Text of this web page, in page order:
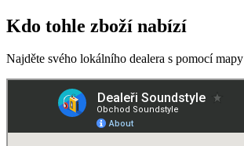
Kdo tohle zboží nabízí
Najděte svého lokálního dealera s pomocí mapy